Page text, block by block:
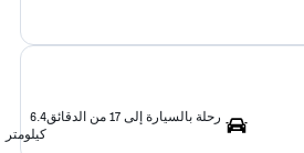
رحلة بالسيارة إلى 17 من الدقائق
6.4
كيلومتر